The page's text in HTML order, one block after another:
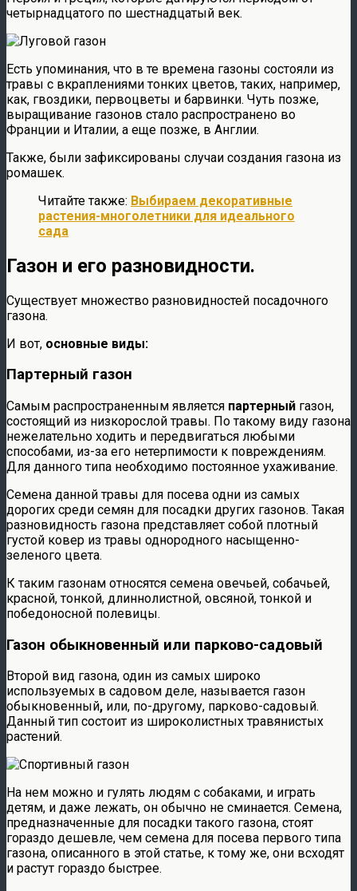
четырнадцатого по шестнадцатый век.
Есть упоминания, что в те времена газоны состояли из
травы с вкраплениями тонких цветов, таких, например,
как, гвоздики, первоцветы и барвинки. Чуть позже,
выращивание газонов стало распространено во
Франции и Италии, а еще позже, в Англии.
Также, были зафиксированы случаи создания газона из
ромашек.
Читайте также: Выбираем декоративные
растения-многолетники для идеального
сада
Газон и его разновидности.
Существует множество разновидностей посадочного
газона.
И вот, основные виды:
Партерный газон
Самым распространенным является партерный газон,
состоящий из низкорослой травы. По такому виду газона
нежелательно ходить и передвигаться любыми
способами, из-за его нетерпимости к повреждениям.
Для данного типа необходимо постоянное ухаживание.
Семена данной травы для посева одни из самых
дорогих среди семян для посадки других газонов. Такая
разновидность газона представляет собой плотный
густой ковер из травы однородного насыщенно-
зеленого цвета.
К таким газонам относятся семена овечьей, собачьей,
красной, тонкой, длиннолистной, овсяной, тонкой и
победоносной полевицы.
Газон обыкновенный или парково-садовый
Второй вид газона, один из самых широко
используемых в садовом деле, называется газон
обыкновенный, или, по-другому, парково-садовый.
Данный тип состоит из широколистных травянистых
растений.
На нем можно и гулять людям с собаками, и играть
детям, и даже лежать, он обычно не сминается. Семена,
предназначенные для посадки такого газона, стоят
гораздо дешевле, чем семена для посева первого типа
газона, описанного в этой статье, к тому же, они всходят
и растут гораздо быстрее.